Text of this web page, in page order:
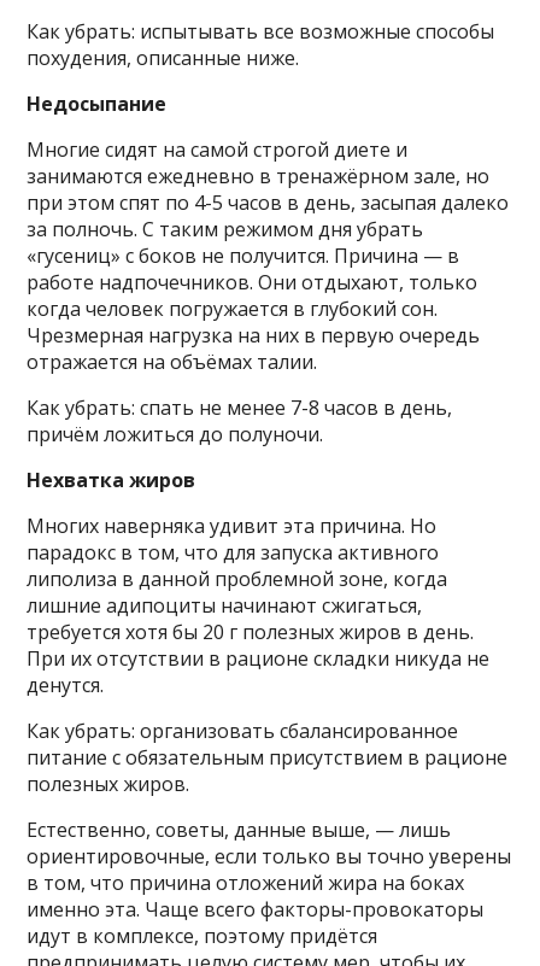
Как убрать: испытывать все возможные способы
похудения, описанные ниже.
Недосыпание
Многие сидят на самой строгой диете и
занимаются ежедневно в тренажёрном зале, но
при этом спят по 4-5 часов в день, засыпая далеко
за полночь. С таким режимом дня убрать
«гусениц» с боков не получится. Причина — в
работе надпочечников. Они отдыхают, только
когда человек погружается в глубокий сон.
Чрезмерная нагрузка на них в первую очередь
отражается на объёмах талии.
Как убрать: спать не менее 7-8 часов в день,
причём ложиться до полуночи.
Нехватка жиров
Многих наверняка удивит эта причина. Но
парадокс в том, что для запуска активного
липолиза в данной проблемной зоне, когда
лишние адипоциты начинают сжигаться,
требуется хотя бы 20 г полезных жиров в день.
При их отсутствии в рационе складки никуда не
денутся.
Как убрать: организовать сбалансированное
питание с обязательным присутствием в рационе
полезных жиров.
Естественно, советы, данные выше, — лишь
ориентировочные, если только вы точно уверены
в том, что причина отложений жира на боках
именно эта. Чаще всего факторы-провокаторы
идут в комплексе, поэтому придётся